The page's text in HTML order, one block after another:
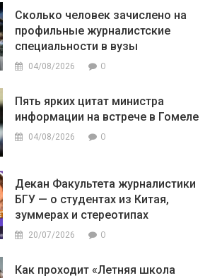
Сколько человек зачислено на
профильные журналистские
специальности в вузы
04/08/2026 0
Пять ярких цитат министра
информации на встрече в Гомеле
04/08/2026 0
Декан Факультета журналистики
БГУ — о студентах из Китая,
зуммерах и стереотипах
20/07/2026 0
Как проходит «Летняя школа